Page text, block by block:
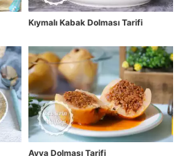
Kıymalı Kabak Dolması Tarifi
Ayva Dolması Tarifi